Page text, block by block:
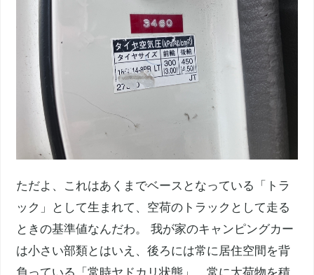
ただよ、これはあくまでベースとなっている「トラ
ック」として生まれて、空荷のトラックとして走る
ときの基準値なんだわ。 我が家のキャンピングカー
は小さい部類とはいえ、後ろには常に居住空間を背